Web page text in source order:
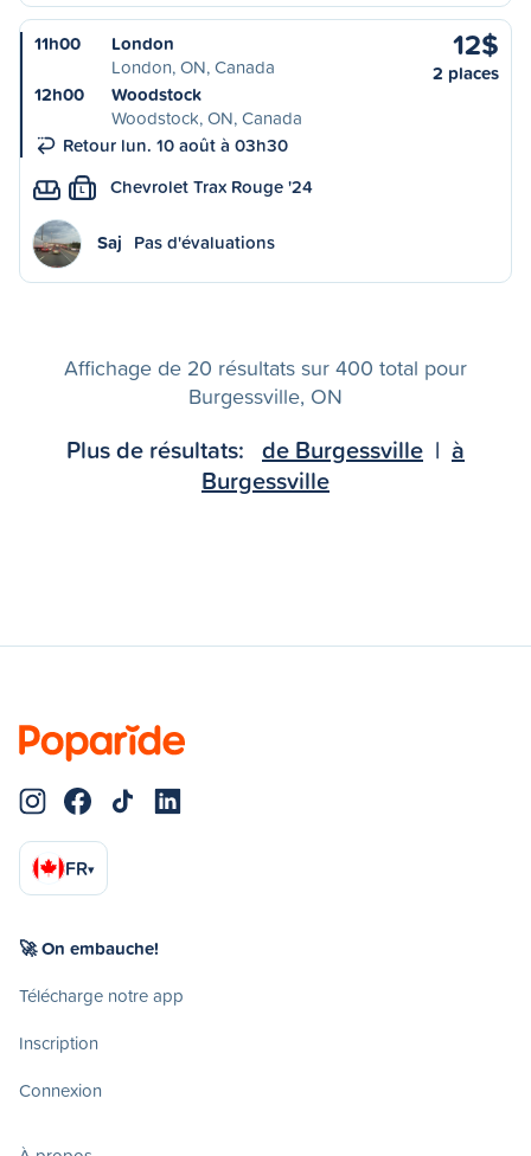
11h00
London
London, ON, Canada
12h00
Woodstock
Woodstock, ON, Canada
Retour lun. 10 août à 03h30
12$
2 places
L Chevrolet Trax Rouge '24
Saj Pas d'évaluations
Affichage de 20 résultats sur 400 total pour
Burgessville, ON
Plus de résultats: de Burgessville | à
Burgessville
FR▾
🚀 On embauche!
Télécharge notre app
Inscription
Connexion